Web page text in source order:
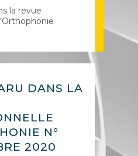
la revue
DANS LA
N°
2020